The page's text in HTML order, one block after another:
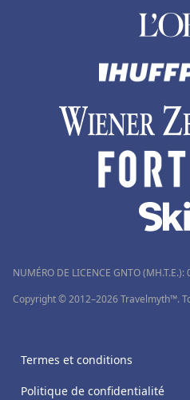
NUMÉRO DE LICENCE GNTO
Copyright © 2012–2026 Travelmyth™.
Termes et conditions
Politique de confidentialité